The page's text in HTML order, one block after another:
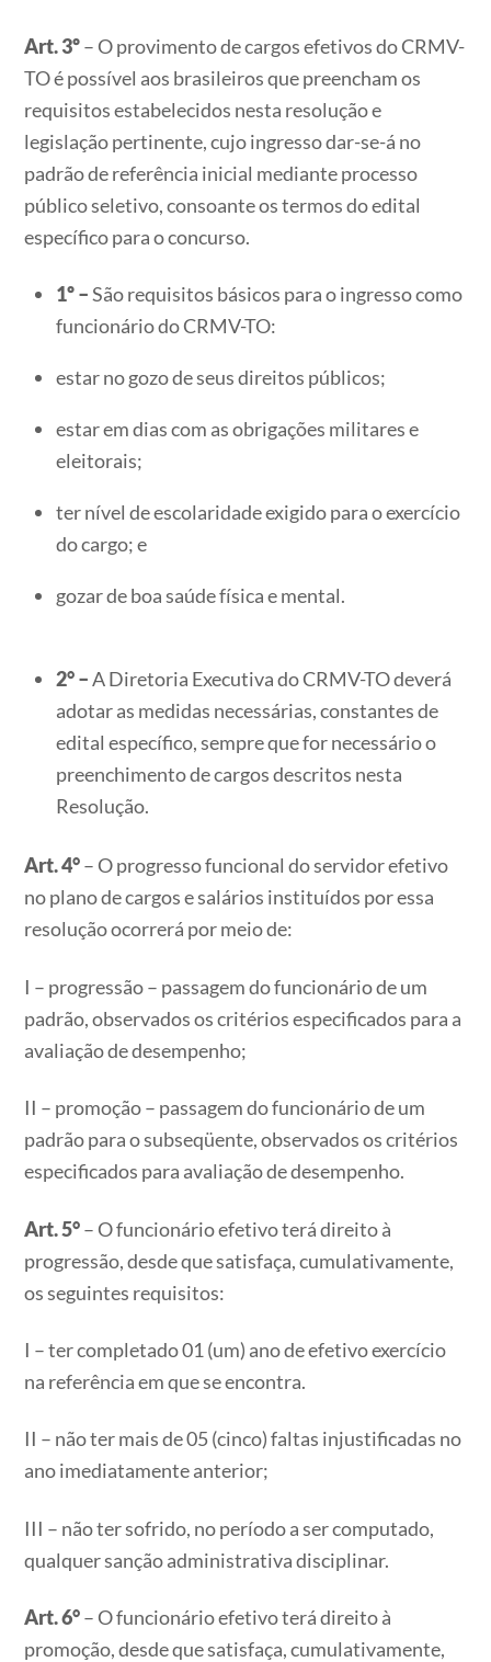
Art. 3º– O provimento de cargos efetivos do CRMV-
TO é possível aos brasileiros que preencham os
requisitos estabelecidos nesta resolução e
legislação pertinente, cujo ingresso dar-se-á no
padrão de referência inicial mediante processo
público seletivo, consoante os termos do edital
específico para o concurso.
1º –São requisitos básicos para o ingresso como
funcionário do CRMV-TO:
estar no gozo de seus direitos públicos;
estar em dias com as obrigações militares e
eleitorais;
ter nível de escolaridade exigido para o exercício
do cargo; e
gozar de boa saúde física e mental.
2° –A Diretoria Executiva do CRMV-TO deverá
adotar as medidas necessárias, constantes de
edital específico, sempre que for necessário o
preenchimento de cargos descritos nesta
Resolução.
Art. 4°– O progresso funcional do servidor efetivo
no plano de cargos e salários instituídos por essa
resolução ocorrerá por meio de:
I – progressão – passagem do funcionário de um
padrão, observados os critérios especificados para a
avaliação de desempenho;
II – promoção – passagem do funcionário de um
padrão para o subseqüente, observados os critérios
especificados para avaliação de desempenho.
Art. 5°– O funcionário efetivo terá direito à
progressão, desde que satisfaça, cumulativamente,
os seguintes requisitos:
I – ter completado 01 (um) ano de efetivo exercício
na referência em que se encontra.
II – não ter mais de 05 (cinco) faltas injustificadas no
ano imediatamente anterior;
III – não ter sofrido, no período a ser computado,
qualquer sanção administrativa disciplinar.
Art. 6°– O funcionário efetivo terá direito à
promoção, desde que satisfaça, cumulativamente,